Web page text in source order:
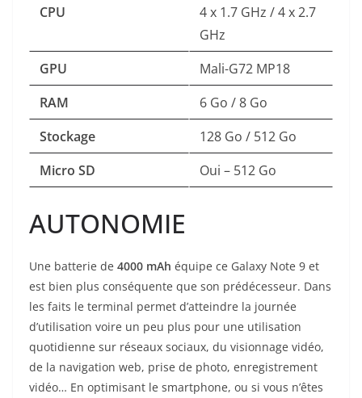
CPU
4 x 1.7 GHz / 4 x 2.7
GHz
GPU
Mali-G72 MP18
RAM
6 Go / 8 Go
Stockage
128 Go / 512 Go
Micro SD
Oui – 512 Go
AUTONOMIE
Une batterie de 4000 mAh équipe ce Galaxy Note 9 et
est bien plus conséquente que son prédécesseur. Dans
les faits le terminal permet d’atteindre la journée
d’utilisation voire un peu plus pour une utilisation
quotidienne sur réseaux sociaux, du visionnage vidéo,
de la navigation web, prise de photo, enregistrement
vidéo… En optimisant le smartphone, ou si vous n’êtes